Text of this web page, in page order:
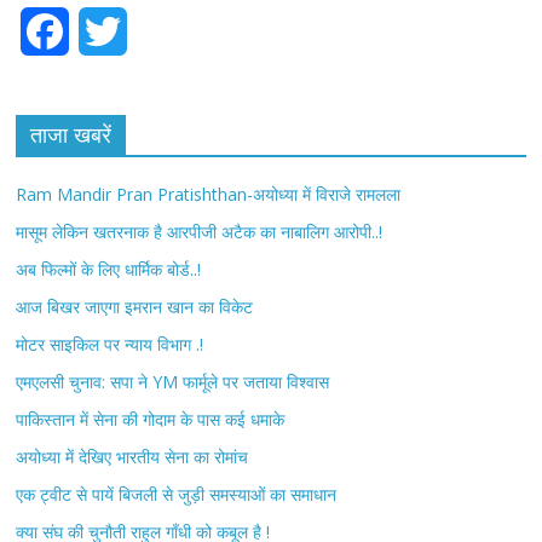
c
b
o
o
t
e
r
ताजा खबरें
Ram Mandir Pran Pratishthan-अयोध्या में विराजे रामलला
मासूम लेकिन खतरनाक है आरपीजी अटैक का नाबालिग आरोपी..!
अब फिल्मों के लिए धार्मिक बोर्ड..!
आज बिखर जाएगा इमरान खान का विकेट
मोटर साइकिल पर न्याय विभाग .!
एमएलसी चुनाव: सपा ने YM फार्मूले पर जताया विश्वास
पाकिस्तान में सेना की गोदाम के पास कई धमाके
अयोध्या में देखिए भारतीय सेना का रोमांच
एक ट्वीट से पायें बिजली से जुड़ी समस्याओं का समाधान
क्या संघ की चुनौती राहुल गाँधी को कबूल है !